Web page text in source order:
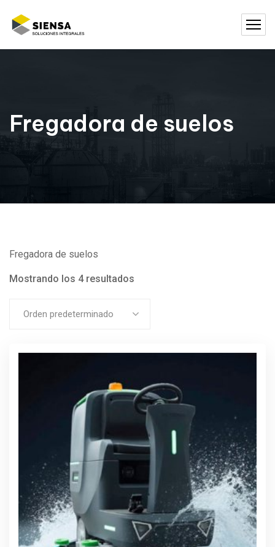
Fregadora de suelos
Fregadora de suelos
Mostrando los 4 resultados
Orden predeterminado